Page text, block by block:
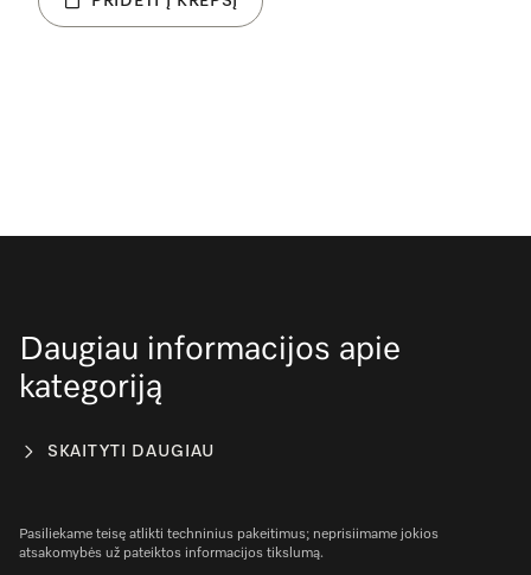
Daugiau informacijos apie
kategoriją
SKAITYTI DAUGIAU
Pasiliekame teisę atlikti techninius pakeitimus; neprisiimame jokios
atsakomybės už pateiktos informacijos tikslumą.